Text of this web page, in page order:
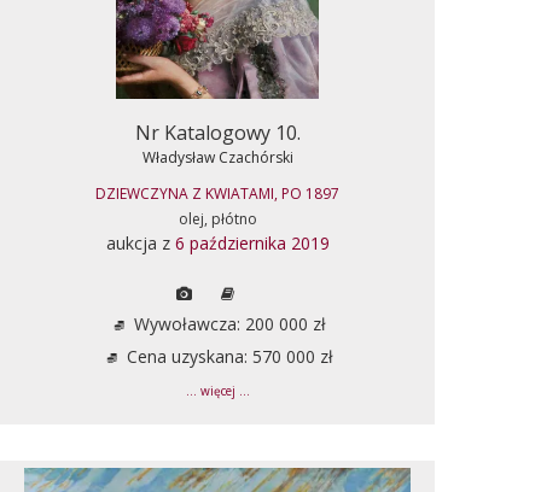
Nr Katalogowy 10.
Władysław Czachórski
DZIEWCZYNA Z KWIATAMI, PO 1897
olej, płótno
aukcja z 6 października 2019
Wywoławcza: 200 000 zł
Cena uzyskana: 570 000 zł
... więcej ...